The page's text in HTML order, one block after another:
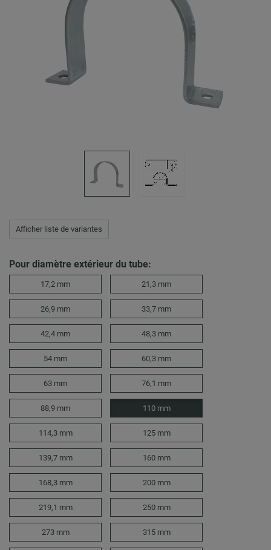
Afficher liste de variantes
Pour diamètre extérieur du tube:
17,2 mm 21,3 mm
26,9 mm 33,7 mm
42,4 mm 48,3 mm
54 mm 60,3 mm
63 mm 76,1 mm
88,9 mm 110 mm
114,3 mm 125 mm
139,7 mm 160 mm
168,3 mm 200 mm
219,1 mm 250 mm
273 mm 315 mm